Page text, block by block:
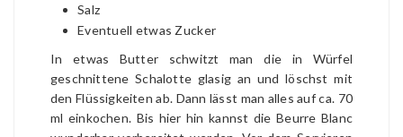
Salz
Eventuell etwas Zucker
In etwas Butter schwitzt man die in Würfel
geschnittene Schalotte glasig an und löschst mit
den Flüssigkeiten ab. Dann lässt man alles auf ca. 70
ml einkochen. Bis hier hin kannst die Beurre Blanc